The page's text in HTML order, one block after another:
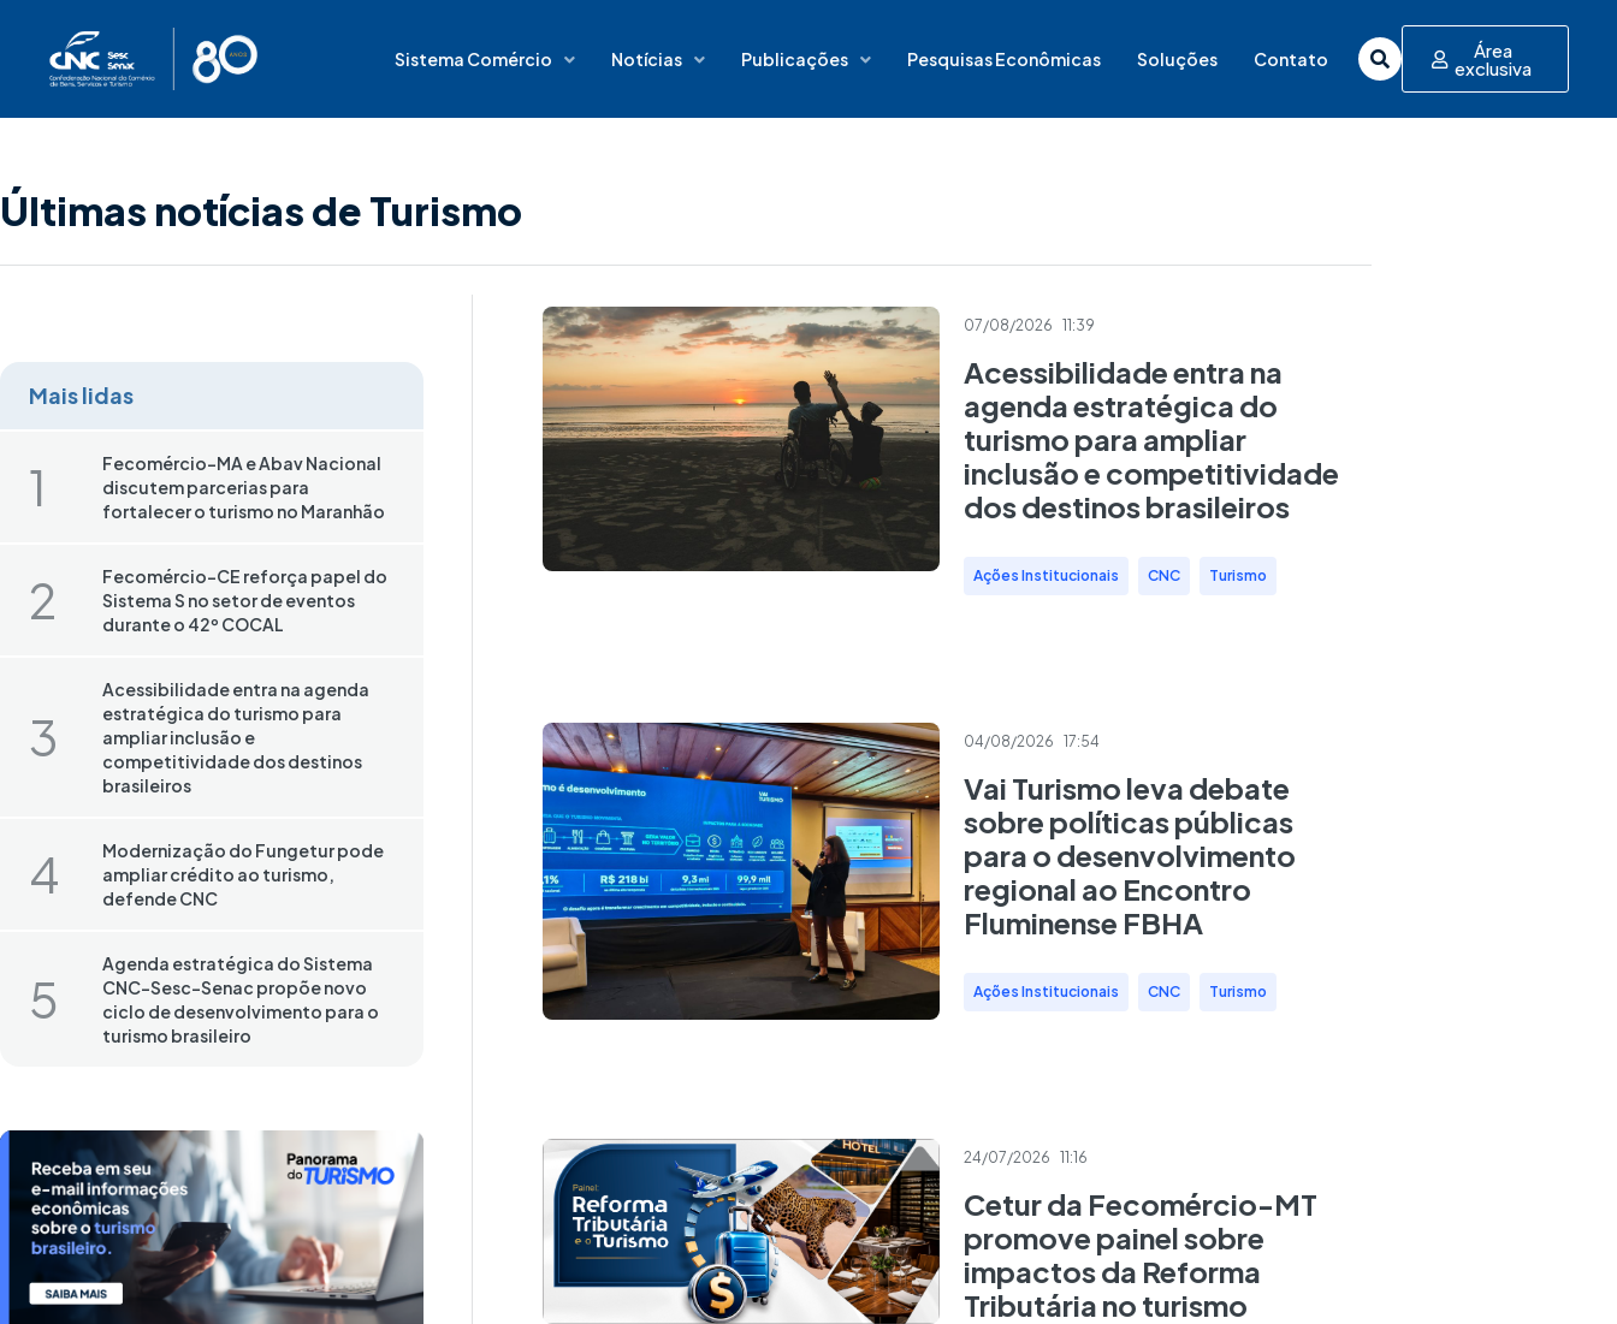
Sistema Comércio Notícias Publicações Pesquisas Econômicas Soluções Contato Área
exclusiva
Últimas notícias de Turismo
Mais lidas
Fecomércio-MA e Abav Nacional
discutem parcerias para
fortalecer o turismo no Maranhão
Fecomércio-CE reforça papel do
Sistema S no setor de eventos
durante o 42º COCAL
Acessibilidade entra na agenda
estratégica do turismo para
ampliar inclusão e
competitividade dos destinos
brasileiros
Modernização do Fungetur pode
ampliar crédito ao turismo,
defende CNC
Agenda estratégica do Sistema
CNC-Sesc-Senac propõe novo
ciclo de desenvolvimento para o
turismo brasileiro
07/08/2026 11:39
Acessibilidade entra na
agenda estratégica do
turismo para ampliar
inclusão e competitividade
dos destinos brasileiros
Ações Institucionais CNC Turismo
04/08/2026 17:54
Vai Turismo leva debate
sobre políticas públicas
para o desenvolvimento
regional ao Encontro
Fluminense FBHA
Ações Institucionais CNC Turismo
24/07/2026 11:16
Cetur da Fecomércio-MT
promove painel sobre
impactos da Reforma
Tributária no turismo